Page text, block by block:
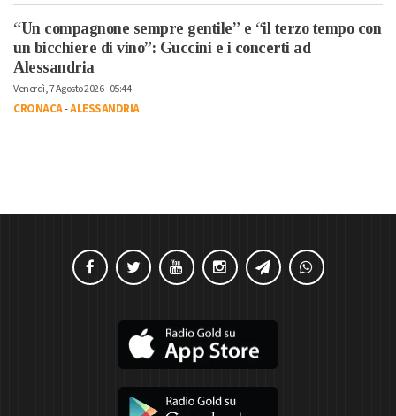
“Un compagnone sempre gentile” e “il terzo tempo con
un bicchiere di vino”: Guccini e i concerti ad
Alessandria
Venerdì, 7 Agosto 2026 - 05:44
CRONACA-ALESSANDRIA